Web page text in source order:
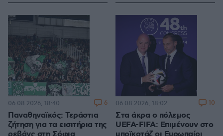
Παναθηναϊκός: Τεράστια
ζήτηση για τα εισιτήρια της
06.08.2026, 18:40 6
Στα άκρα ο πόλεμος
UEFA-FIFA: Επιμένουν στο
06.08.2026, 18:02 10